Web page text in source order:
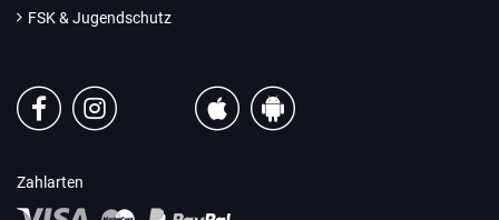
FSK & Jugendschutz
Zahlarten